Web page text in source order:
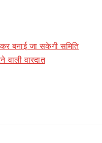
बनाई जा सकेगी समिति
वाली वारदात